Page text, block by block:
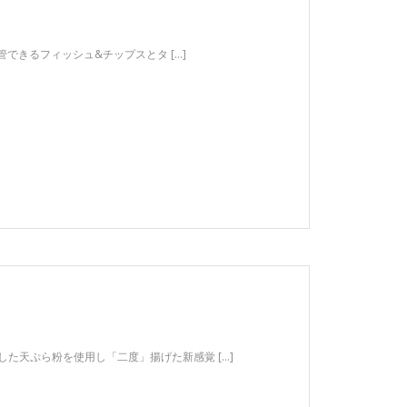
できるフィッシュ&チップスとタ […]
た天ぷら粉を使用し「二度」揚げた新感覚 […]